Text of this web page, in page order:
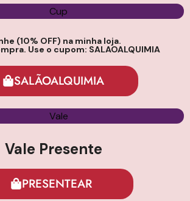
(10% OFF) na minha loja.
Use o cupom: SALAOALQUIMIA
SALÃOALQUIMIA
Vale Presente
PRESENTEAR